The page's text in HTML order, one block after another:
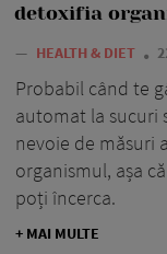
detoxifia
— HEALTH & DIET
Probabil când te
automat la sucuri
nevoie de măsuri
organismul, așa
poți încerca.
+ MAI MULTE